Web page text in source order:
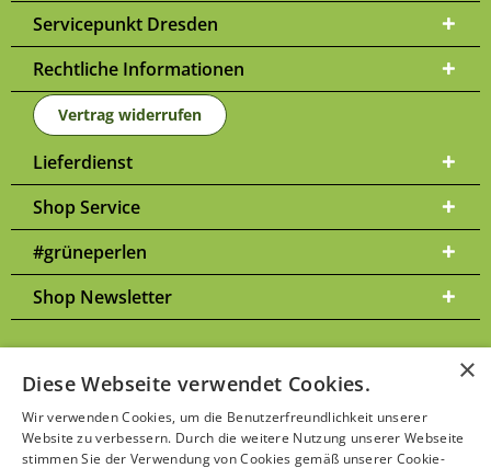
Servicepunkt Dresden
Rechtliche Informationen
Vertrag widerrufen
Lieferdienst
Shop Service
#grüneperlen
Shop Newsletter
* Alle Preise inkl. gesetzl. Mehrwertsteuer zzgl. Versandkosten
ggf. Nachnahmegebühren, wenn nicht anders beschrieben | Bitte
beachten Sie unsereDatenschutzerklärung
×
Diese Webseite verwendet Cookies.
Wir verwenden Cookies, um die Benutzerfreundlichkeit unserer
Website zu verbessern. Durch die weitere Nutzung unserer Webseite
stimmen Sie der Verwendung von Cookies gemäß unserer Cookie-